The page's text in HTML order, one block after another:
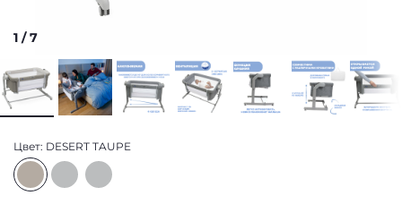
1 /7
Цвет: DESERT TAUPE